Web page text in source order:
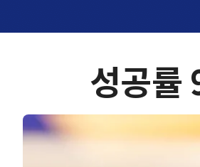
성공률